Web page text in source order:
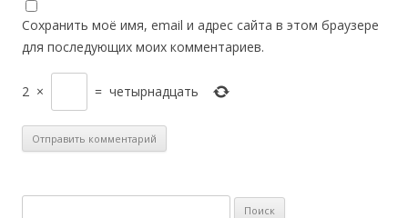
Сохранить моё имя, email и адрес сайта в этом браузере
для последующих моих комментариев.
2 × = четырнадцать